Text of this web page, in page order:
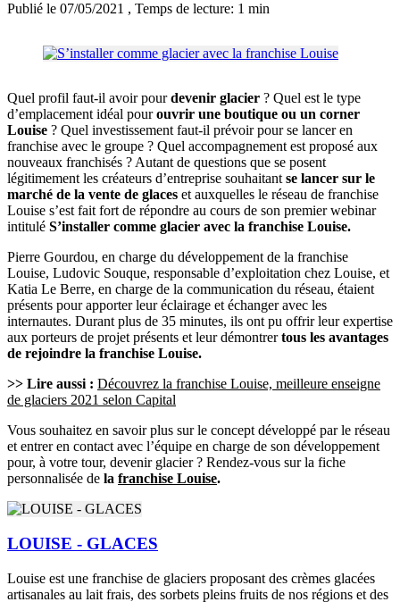
Publié le 07/05/2021 , Temps de lecture: 1 min
Quel profil faut-il avoir pourdevenir glacier ? Quel est le type
d’emplacement idéal pourouvrir une boutique ou un corner
Louise ? Quel investissement faut-il prévoir pour se lancer en
franchise avec le groupe ? Quel accompagnement est proposé aux
nouveaux franchisés ? Autant de questions que se posent
légitimement les créateurs d’entreprise souhaitantse lancer sur le
marché de la vente de glaces et auxquelles le réseau de franchise
Louise s’est fait fort de répondre au cours de son premier webinar
intitulé S’installer comme glacier avec la franchise Louise.
Pierre Gourdou, en charge du développement de la franchise
Louise, Ludovic Souque, responsable d’exploitation chez Louise, et
Katia Le Berre, en charge de la communication du réseau, étaient
présents pour apporter leur éclairage et échanger avec les
internautes. Durant plus de 35 minutes, ils ont pu offrir leur expertise
aux porteurs de projet présents et leur démontrertous les avantages
de rejoindre la franchise Louise.
>> Lire aussi : Découvrez la franchise Louise, meilleure enseigne
de glaciers 2021 selon Capital
Vous souhaitez en savoir plus sur le concept développé par le réseau
et entrer en contact avec l’équipe en charge de son développement
pour, à votre tour, devenir glacier ? Rendez-vous sur la fiche
personnalisée de la franchise Louise.
LOUISE - GLACES
Louise est une franchise de glaciers proposant des crèmes glacées
artisanales au lait frais, des sorbets pleins fruits de nos régions et des